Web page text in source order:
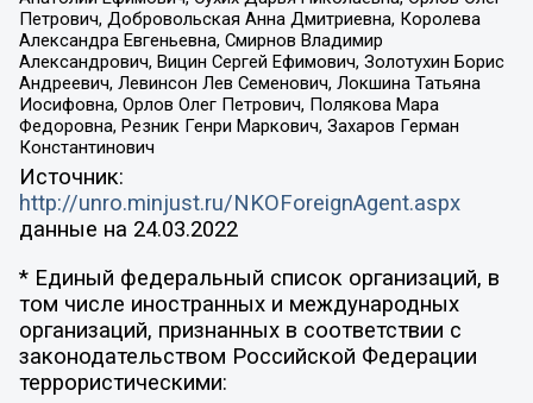
Петрович, Добровольская Анна Дмитриевна, Королева
Александра Евгеньевна, Смирнов Владимир
Александрович, Вицин Сергей Ефимович, Золотухин Борис
Андреевич, Левинсон Лев Семенович, Локшина Татьяна
Иосифовна, Орлов Олег Петрович, Полякова Мара
Федоровна, Резник Генри Маркович, Захаров Герман
Константинович
Источник:
http://unro.minjust.ru/NKOForeignAgent.aspx
данные на 24.03.2022
* Единый федеральный список организаций, в
том числе иностранных и международных
организаций, признанных в соответствии с
законодательством Российской Федерации
террористическими: